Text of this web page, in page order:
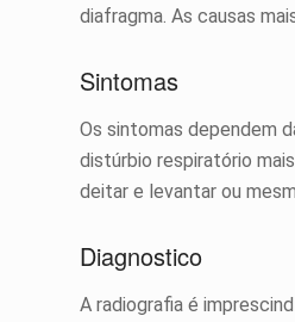
diafragma. As causas
Sintomas
Os sintomas dependem
distúrbio respiratório
deitar e levantar ou
Diagnostico
A radiografia é